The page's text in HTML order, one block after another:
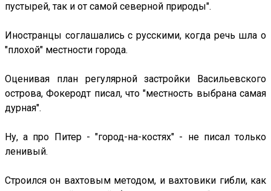
пустырей, так и от самой северной природы".
Иностранцы соглашались с русскими, когда речь шла о
"плохой" местности города.
Оценивая план регулярной застройки Васильевского
острова, Фокеродт писал, что "местность выбрана самая
дурная".
Ну, а про Питер - "город-на-костях" - не писал только
ленивый.
Строился он вахтовым методом, и вахтовики гибли, как